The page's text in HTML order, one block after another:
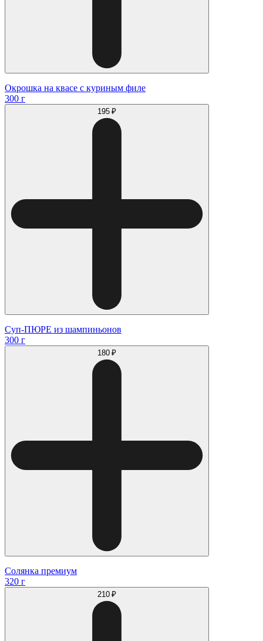
Окрошка на квасе с куриным филе
300 г
195 ₽
Суп-ПЮРЕ из шампиньонов
300 г
180 ₽
Солянка премиум
320 г
210 ₽